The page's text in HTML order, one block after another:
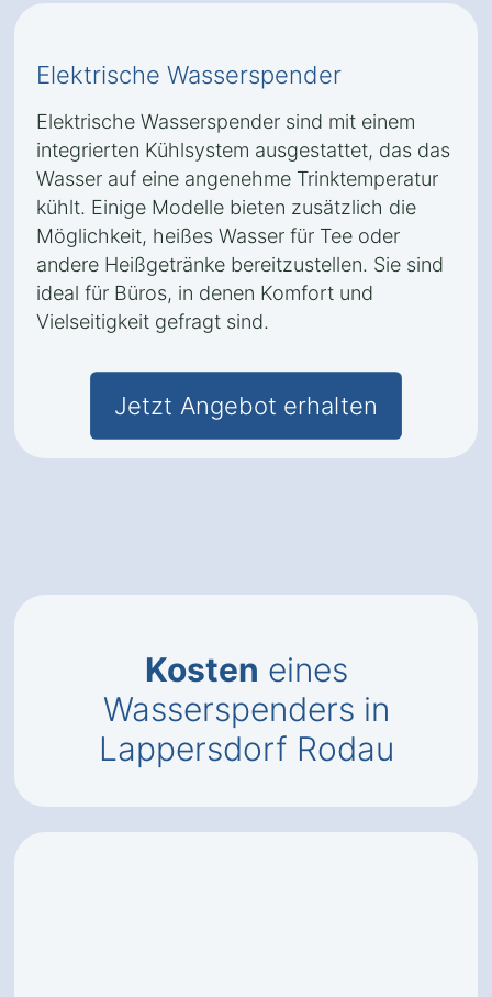
Elektrische Wasserspender
Elektrische Wasserspender sind mit einem
integrierten Kühlsystem ausgestattet, das das
Wasser auf eine angenehme Trinktemperatur
kühlt. Einige Modelle bieten zusätzlich die
Möglichkeit, heißes Wasser für Tee oder
andere Heißgetränke bereitzustellen. Sie sind
ideal für Büros, in denen Komfort und
Vielseitigkeit gefragt sind.
Jetzt Angebot erhalten
Kosten eines
Wasserspenders in
Lappersdorf Rodau